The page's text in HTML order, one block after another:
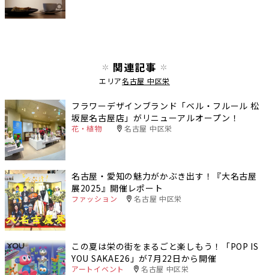
関連記事
エリア名古屋 中区栄
フラワーデザインブランド「ベル・フルール 松
坂屋名古屋店」がリニューアルオープン！
花・植物 名古屋 中区栄
名古屋・愛知の魅力がかぶき出す！『大名古屋
展2025』開催レポート
ファッション 名古屋 中区栄
この夏は栄の街をまるごと楽しもう！「POP IS
YOU SAKAE26」が7月22日から開催
アートイベント 名古屋 中区栄